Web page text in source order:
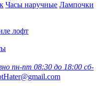
Часы наручные Лампочки
лофт
пн-пт 08:30 до 18:00 сб-